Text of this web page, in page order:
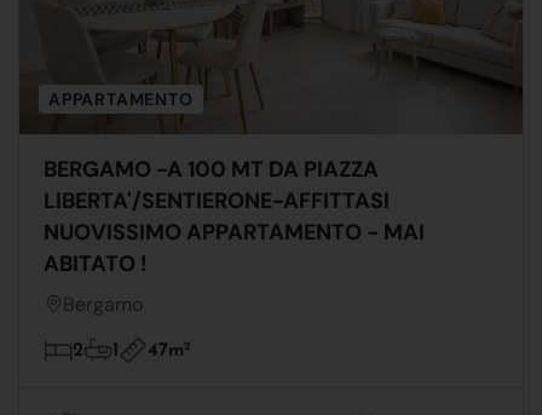
APPARTAMENTO
BERGAMO -A 100 MT DA PIAZZA
LIBERTA'/SENTIERONE-AFFITTASI
NUOVISSIMO APPARTAMENTO - MAI
ABITATO !
Bergamo
2 1 47m2